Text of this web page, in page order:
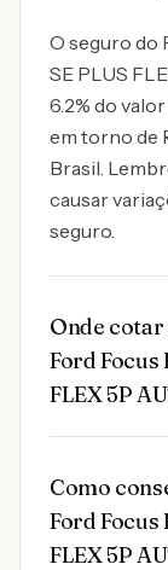
O seguro do
SE PLUS
6.2% do
em torno de
Brasil.
causar
seguro.
Onde
Ford Focus
FLEX 5P
Como
Ford Focus
FLEX 5P